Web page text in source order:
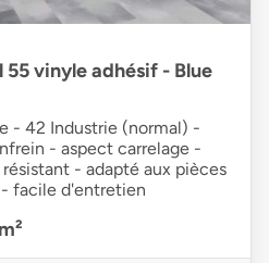
vinyle adhésif - Blue
- 42 Industrie (normal) -
- aspect carrelage -
- adapté aux pièces
facile d'entretien